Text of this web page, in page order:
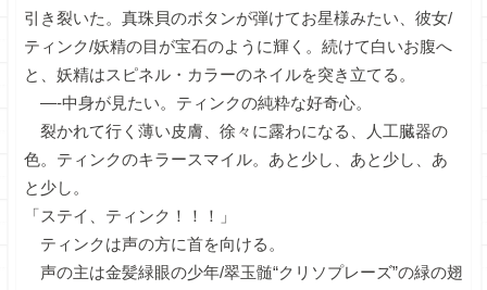
引き裂いた。真珠貝のボタンが弾けてお星様みたい、彼女/
ティンク/妖精の目が宝石のように輝く。続けて白いお腹へ
と、妖精はスピネル・カラーのネイルを突き立てる。
—-中身が見たい。ティンクの純粋な好奇心。
裂かれて行く薄い皮膚、徐々に露わになる、人工臓器の
色。ティンクのキラースマイル。あと少し、あと少し、あ
と少し。
「ステイ、ティンク！！！」
ティンクは声の方に首を向ける。
声の主は金髪緑眼の少年/翠玉髄“クリソプレーズ”の緑の翅